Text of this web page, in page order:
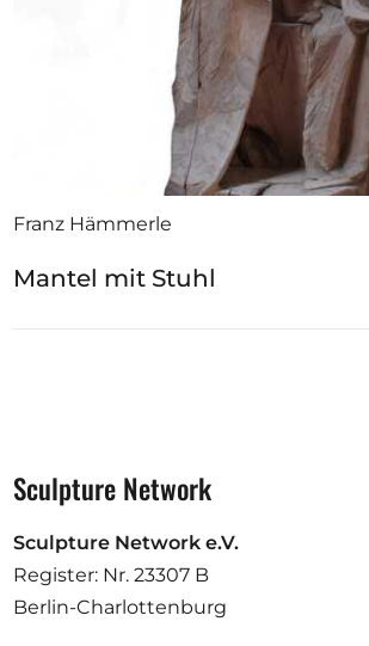
Franz Hämmerle
Mantel mit Stuhl
Sculpture Network
Sculpture Network e.V.
Register: Nr. 23307 B
Berlin-Charlottenburg